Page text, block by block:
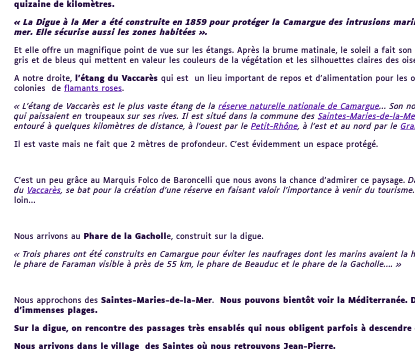
quizaine de kilomètres.
« La Digue à la Mer a été construite en 1859 pour protéger la Camargue des intrusions
mer. Elle sécurise aussi les zones habitées ».
Et elle offre un magnifique point de vue sur les étangs. Après la brume matinale, le soleil a fait
gris et de bleus qui mettent en valeur les couleurs de la végétation et les silhouettes claires des
A notre droite, l’étang du Vaccarès qui est un lieu important de repos et d'alimentation pour les
colonies de flamants roses.
« L'étang de Vaccarès est le plus vaste étang de la réserve naturelle nationale de Camargue… Son
qui paissaient en troupeaux sur ses rives. Il est situé dans la commune desSaintes-Maries-de-la-
entouré à quelques kilomètres de distance, à l'ouest par le Petit-Rhône, à l'est et au nord par le
Il est vaste mais ne fait que 2 mètres de profondeur. C’est évidemment un espace protégé.
C’est un peu grâce au Marquis Folco de Baroncelli que nous avons la chance d’admirer ce paysage.
du Vaccarès, se bat pour la création d'une réserve en faisant valoir l'importance à venir du
loin…
Nous arrivons au Phare de la Gacholl e, construit sur la digue.
« Trois phares ont été construits en Camargue pour éviter les naufrages dont les marins avaient la
le phare de Faraman visible à près de 55 km, le phare de Beauduc et le phare de la Gacholle…. »
Nous approchons des Saintes-Maries-de-la-Mer.
Nous pouvons bientôt voir la Méditerranée.
d’immenses plages.
Sur la digue, on rencontre des passages très ensablés qui nous obligent parfois à
Nous arrivons dans le village des Saintes où nous retrouvons Jean-Pierre.